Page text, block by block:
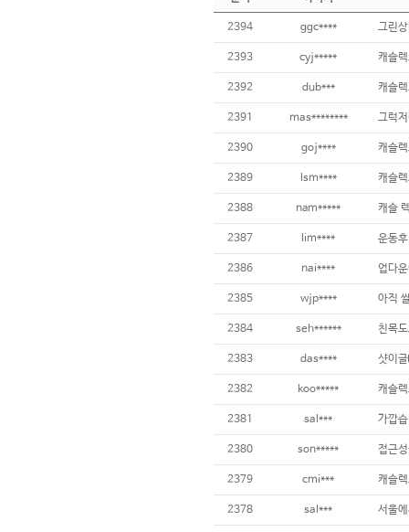
2394 ggc**** 그린
2393 cyj***** 캐슬
2392 dub*** 캐슬
2391 mas******** 그럭
2390 goj**** 캐슬
2389 lsm**** 캐슬
2388 nam***** 캐슬
2387 lim**** 운동
2386 nai**** 업다
2385 wjp****
2384 seh****** 친목
2383 das**** 샷이글
2382 koo***** 캐슬
2381 sal*** 가깝
2380 son***** 접근
2379 cmi***
2378 sal*** 서울